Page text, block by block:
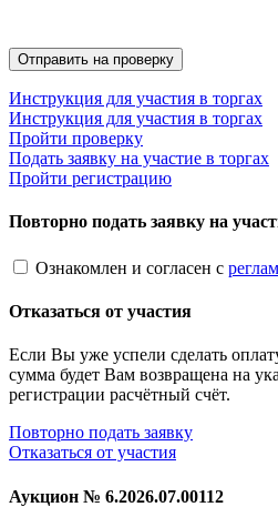
Инструкция для участия в торгах
Инструкция для участия в торгах
Пройти проверку
Подать заявку на участие в торгах
Пройти регистрацию
Повторно подать заявку на
Ознакомлен и согласен с
Отказаться от участия
Если Вы уже успели сделать
сумма будет Вам возвращена на
регистрации расчётный счёт.
Повторно подать заявку
Отказаться от участия
Аукцион № 6.2026.07.00112